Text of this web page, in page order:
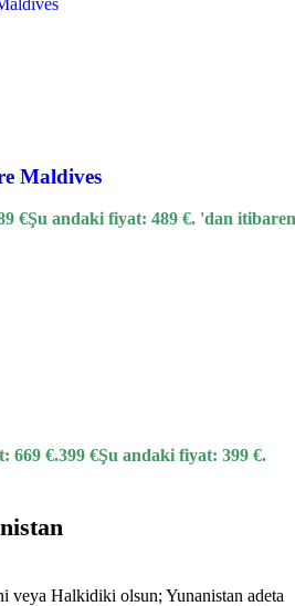
Maldives
€Şu andaki fiyat: 489 €. 'dan itibaren
669 €.399 €Şu andaki fiyat: 399 €.
veya Halkidiki olsun; Yunanistan adeta